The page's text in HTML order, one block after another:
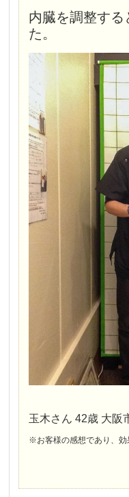
内臓を調整する
た。
玉木さん 42歳 大阪
※お客様の感想であり、効